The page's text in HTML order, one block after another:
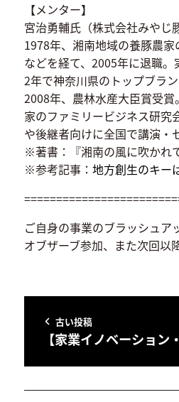
【メンター】
宮治勇輔氏（株式会社みやじ
1978年、湘南地域の養豚農
などを経て、2005年に退職
2年で神奈川県のトップブラン
2008年、農林水産大臣賞受
家のファミリービジネス研究
や後継者向けに全国で講演・
※著書：『湘南の風に吹かれ
※参考記事： 地方創生のキー
ご自身の事業のブラッシュア
オブザーブ参加、また次回以
古い投稿
【家業イノベーショ